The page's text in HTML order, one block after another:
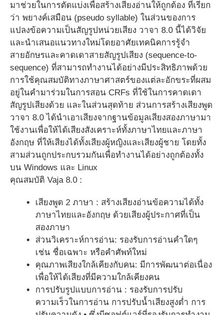
มาช่วยในการตัดแบ่งเพื่อสร้างเสียงอ่านให้ถูกต้อง ที่เรียก
ว่า พยางค์เสมือน (pseudo syllable) ในส่วนของการ
แปลงข้อความเป็นสัญรูปหน่วยเสียง วาจา 8.0 นี้ได้วิจัย
และนำเสนอแนวทางใหม่โดยอาศัยเทคนิคการรู้จำ
สายอักษรและคาดเดาสายสัญรูปเสียง (sequence-to-
sequence) ที่สามารถทำงานได้อย่างมีประสิทธิภาพด้วย
การใช้คุณสมบัติทางภาษาศาสตร์ของแต่ละอักขระที่ผสม
อยู่ในคำมาร่วมในการสอน CRFs ที่ใช้ในการคาดเดา
สัญรูปเสียงด้วย และในส่วนสุดท้าย ส่วนการสร้างเสียงพูด
วาจา 8.0 ได้นำเอาเสียงจากฐานข้อมูลเสียงสองภาษามา
ใช้งานเพื่อให้ได้เสียงสังเคราะห์ทั้งภาษาไทยและภาษา
อังกฤษ ที่ให้เสียงได้ทั้งเสียงผู้หญิงและเสียงผู้ชาย โดยทั้ง
สามส่วนถูกประกบรวมกันเพื่อทำงานได้อย่างถูกต้องทั้ง
บน Windows และ Linux
คุณสมบัติ Vaja 8.0 :
เสียงพูด 2 ภาษา : สร้างเสียงอ่านข้อความได้ทั้ง
ภาษาไทยและอังกฤษ ด้วยเสียงผู้ประกาศที่เป็น
สองภาษา
ส่วนวิเคราะห์การอ่าน: รองรับการอ่านคำใดๆ
เช่น ชื่อเฉพาะ หรือคำศัพท์ใหม่
คุณภาพเสียงใกล้เคียงกับคน: มีการพัฒนาต่อเนื่อง
เพื่อให้ได้เสียงที่มีความใกล้เคียงคน
การปรับรูปแบบการอ่าน : รองรับการปรับ
ความเร็วในการอ่าน การปรับน้ำเสียงสูงต่ำ การ